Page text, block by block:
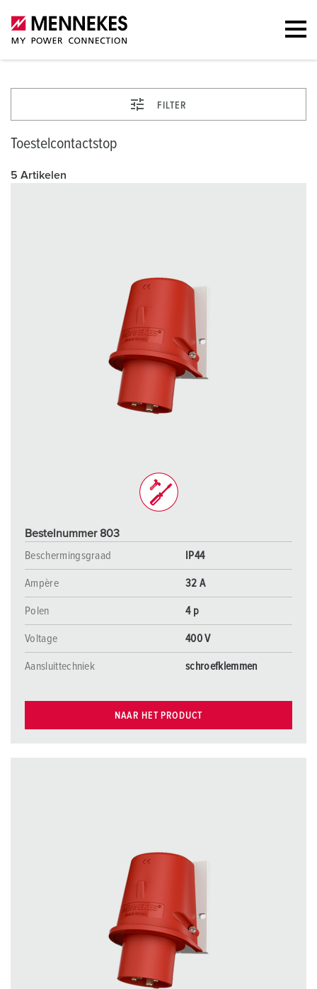
FILTER
Toestelcontactstop
5 Artikelen
Bestelnummer 803
Beschermingsgraad
IP44
Ampère 32 A
Polen 4 p
Voltage 400 V
Aansluittechniek schroefklemmen
NAAR HET PRODUCT